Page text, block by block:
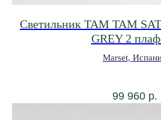
Светильник TAM TAM
GREY 2
Marset,
99 960 р.